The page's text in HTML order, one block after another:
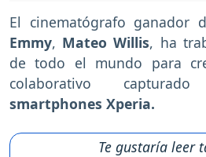
El cinematógrafo ganador
Emmy, Mateo Willis, ha
de todo el mundo para
colaborativo
smartphones Xperia.
Te gustaría leer